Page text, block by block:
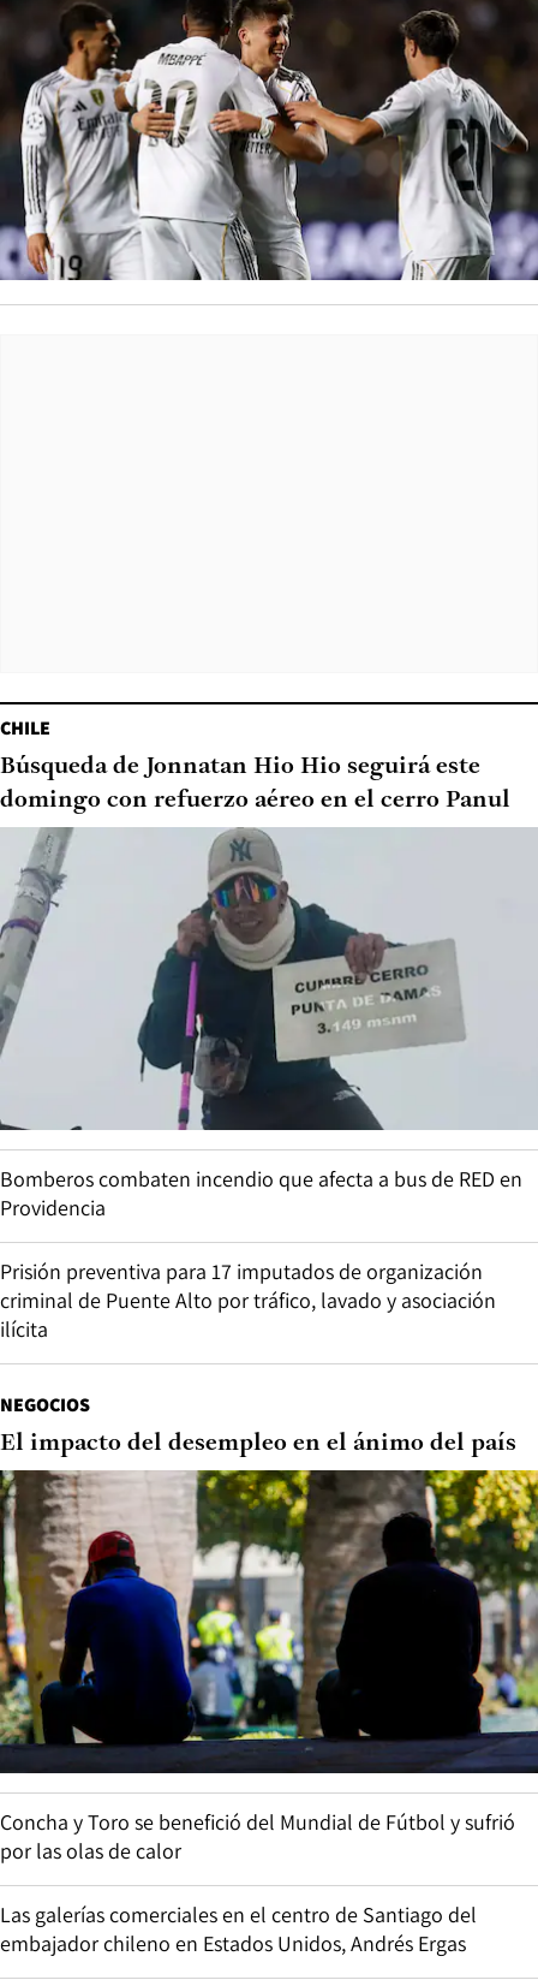
CHILE
Búsqueda de Jonnatan Hio Hio seguirá este
domingo con refuerzo aéreo en el cerro Panul
Bomberos combaten incendio que afecta a bus de RED en
Providencia
Prisión preventiva para 17 imputados de organización
criminal de Puente Alto por tráfico, lavado y asociación
ilícita
NEGOCIOS
El impacto del desempleo en el ánimo del país
Concha y Toro se benefició del Mundial de Fútbol y sufrió
por las olas de calor
Las galerías comerciales en el centro de Santiago del
embajador chileno en Estados Unidos, Andrés Ergas